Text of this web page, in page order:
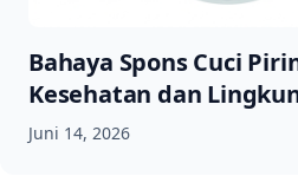
Bahaya Spons Cuci
Kesehatan dan
Juni 14, 2026